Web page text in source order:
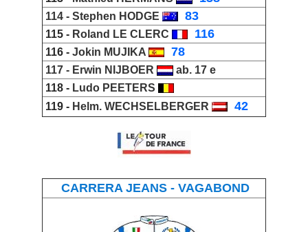
114 - Stephen HODGE 83
115 - Roland LE CLERC 116
116 - Jokin MUJIKA 78
117 - Erwin NIJBOER
ab. 17 e
118 - Ludo PEETERS
119 - Helm. WECHSELBERGER 42
CARRERA JEANS - VAGABOND